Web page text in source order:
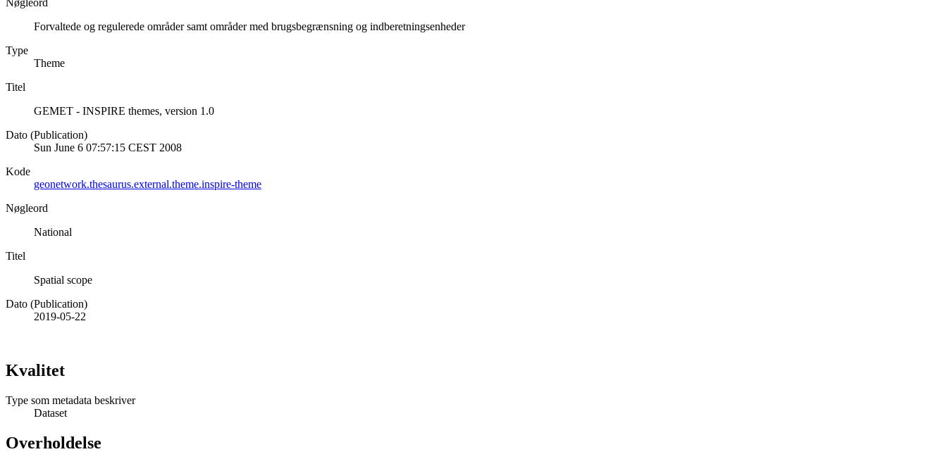
Forvaltede og regulerede områder samt områder med brugsbegrænsning og indberetningsenheder
Type
Theme
Titel
GEMET - INSPIRE themes, version 1.0
Dato (Publication)
Sun June 6 07:57:15 CEST 2008
Kode
geonetwork.thesaurus.external.theme.inspire-theme
Nøgleord
National
Titel
Spatial scope
Dato (Publication)
2019-05-22
Kvalitet
Type som metadata beskriver
Dataset
Overholdelse